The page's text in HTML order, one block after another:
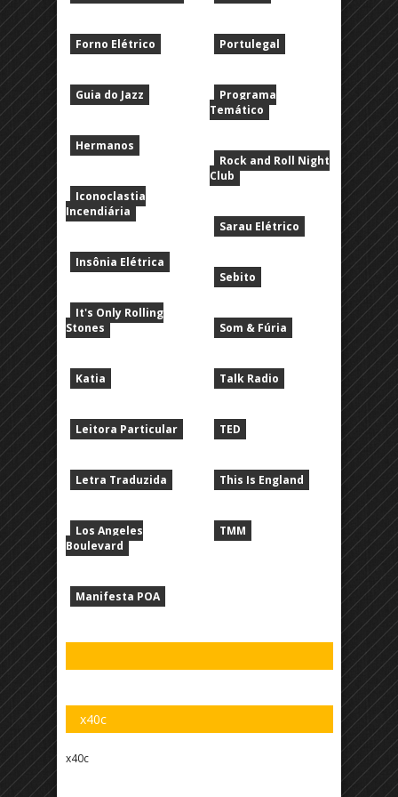
Forno Elétrico
Guia do Jazz
Hermanos
Iconoclastia
Incendiária
Insônia Elétrica
It's Only Rolling
Stones
Katia
Leitora Particular
Letra Traduzida
Los Angeles
Boulevard
Manifesta POA
Portulegal
Programa
Temático
Rock and Roll Night
Club
Sarau Elétrico
Sebito
Som & Fúria
Talk Radio
TED
This Is England
TMM
x40c
x40c